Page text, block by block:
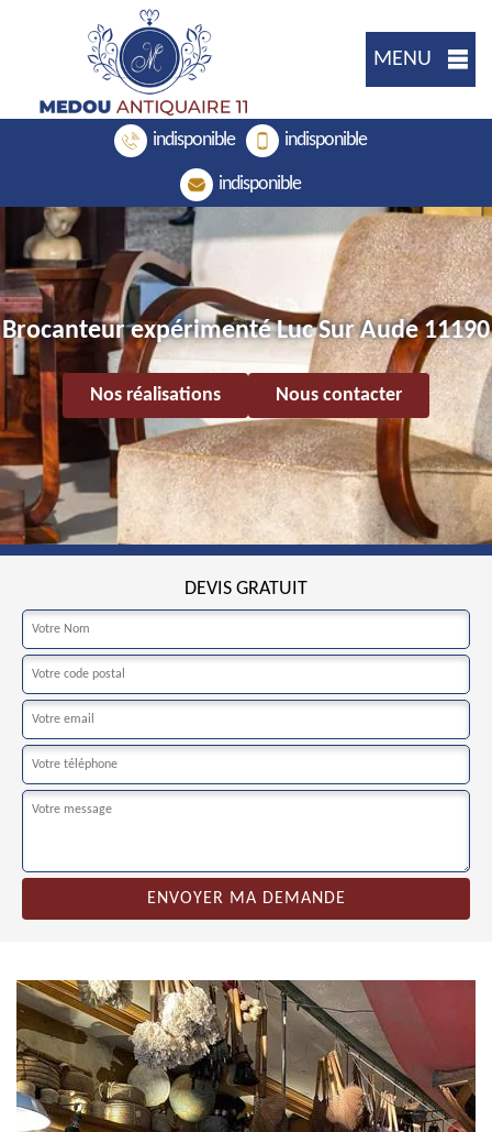
MENU
indisponible indisponible
indisponible
Brocanteur expérimenté Luc Sur Aude 11190
Nos réalisations Nous contacter
DEVIS GRATUIT